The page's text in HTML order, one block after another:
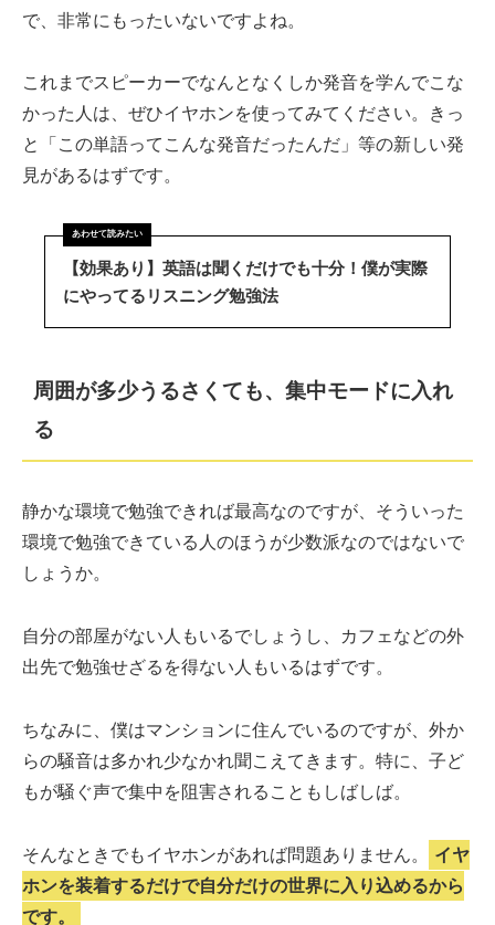
で、非常にもったいないですよね。
これまでスピーカーでなんとなくしか発音を学んでこな
かった人は、ぜひイヤホンを使ってみてください。きっ
と「この単語ってこんな発音だったんだ」等の新しい発
見があるはずです。
【効果あり】英語は聞くだけでも十分！僕が実際
にやってるリスニング勉強法
周囲が多少うるさくても、集中モードに入れ
る
静かな環境で勉強できれば最高なのですが、そういった
環境で勉強できている人のほうが少数派なのではないで
しょうか。
自分の部屋がない人もいるでしょうし、カフェなどの外
出先で勉強せざるを得ない人もいるはずです。
ちなみに、僕はマンションに住んでいるのですが、外か
らの騒音は多かれ少なかれ聞こえてきます。特に、子ど
もが騒ぐ声で集中を阻害されることもしばしば。
そんなときでもイヤホンがあれば問題ありません。
イヤ
ホンを装着するだけで自分だけの世界に入り込めるから
です。